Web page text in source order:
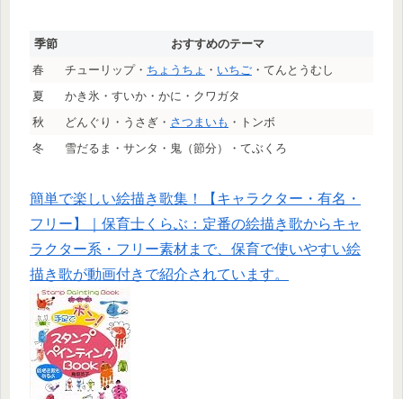
季節
おすすめのテーマ
春
チューリップ・ ちょうちょ ・ いちご ・てんとうむし
夏
かき氷・すいか・かに・クワガタ
秋
どんぐり・うさぎ・ さつまいも ・トンボ
冬
雪だるま・サンタ・鬼（節分）・てぶくろ
簡単で楽しい絵描き歌集！【キャラクター・有名・
フリー】｜保育士くらぶ：定番の絵描き歌からキャ
ラクター系・フリー素材まで、保育で使いやすい絵
描き歌が動画付きで紹介されています。